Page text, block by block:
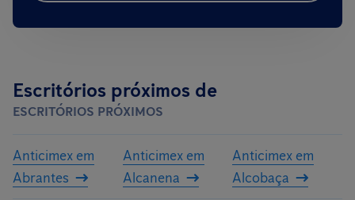
Escritórios próximos de
ESCRITÓRIOS PRÓXIMOS
Anticimex em
Abrantes
Anticimex em
Alcanena
Anticimex em
Alcobaça